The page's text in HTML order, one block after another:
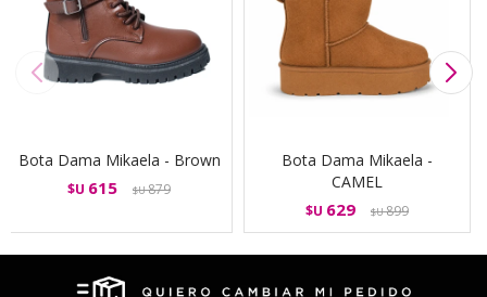
Bota Dama Mikaela - Brown
$U 615 $U879
Bota Dama Mikaela -
CAMEL
$U 629 $U899